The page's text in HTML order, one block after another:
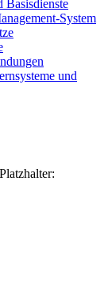
Basisdienste
System
und
Platzhalter: